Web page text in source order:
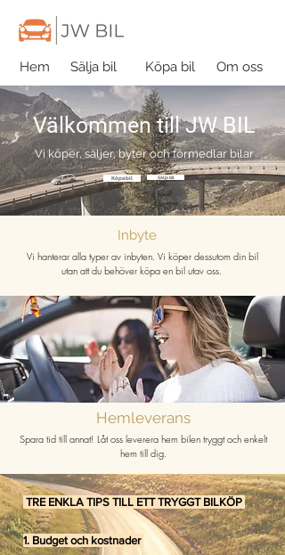
Sälja bil
Hem Köpa bil Om oss
Välkommen till JW BIL
Vi köper, säljer, byter och förmedlar bilar
Köpa bil Sälja bil
Inbyte
Vi hanterar alla typer av inbyten. Vi köper dessutom din bil
utan att du behöver köpa en bil utav oss.
Hemleverans
Spara tid till annat! Låt oss leverera hem bilen tryggt och enkelt
hem till dig.
TRE ENKLA TIPS TILL ETT TRYGGT BILKÖP
1. Budget och kostnader